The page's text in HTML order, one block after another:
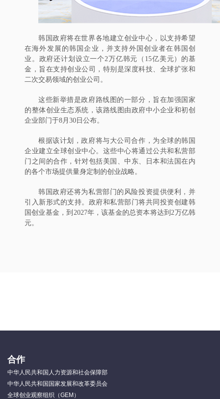
韩国政府将在世界各地建立创业中心，以支持希望
在海外发展的韩国企业，并支持外国创业者在韩国创
业。政府还计划设立一个2万亿韩元（15亿美元）的基
金，旨在支持创业公司，特别是深度科技、全球扩张和
二次交易领域的创业公司。
这些新举措是政府路线图的一部分，旨在加强国家
的整体创业生态系统，该路线图由政府中小企业和初创
企业部门于8月30日公布。
根据该计划，政府将与大公司合作，为全球的韩国
企业建立全球创业中心。这些中心将通过公共和私营部
门之间的合作，针对包括美国、中东、日本和法国在内
的各个市场提供量身定制的创业战略。
韩国政府还将为私营部门的风险投资提供便利，并
引入新形式的支持。政府和私营部门将共同投资创建韩
国创业基金，到2027年，该基金的总资本将达到2万亿韩
元。
合作
中华人民共和国人力资源和社会保障部
中华人民共和国国家发展和改革委员会
全球创业观察组织（GEM）